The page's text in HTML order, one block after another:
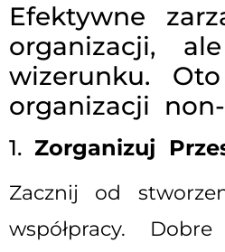
Efektywne
organizacji,
wizerunku.
organizacji
1. Zorganizuj
Zacznij od
współpracy.